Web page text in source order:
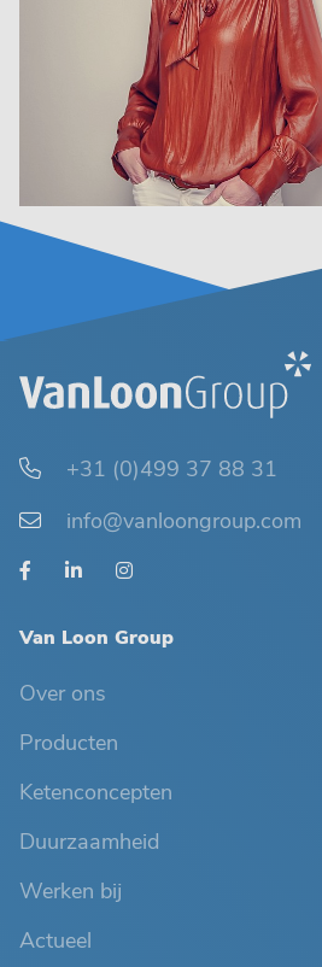
+31 (0)499 37 88 31
info@vanloongroup.com
Van Loon Group
Over ons
Producten
Ketenconcepten
Duurzaamheid
Werken bij
Actueel